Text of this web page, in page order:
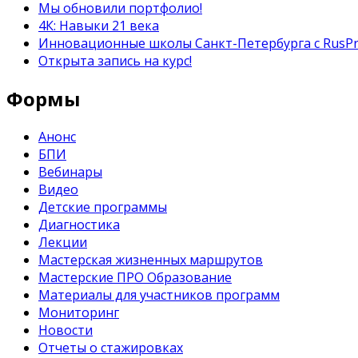
Мы обновили портфолио!
4К: Навыки 21 века
Инновационные школы Санкт-Петербурга с
Открыта запись на курс!
Формы
Анонс
БПИ
Вебинары
Видео
Детские программы
Диагностика
Лекции
Мастерская жизненных маршрутов
Мастерские ПРО Образование
Материалы для участников программ
Мониторинг
Новости
Отчеты о стажировках